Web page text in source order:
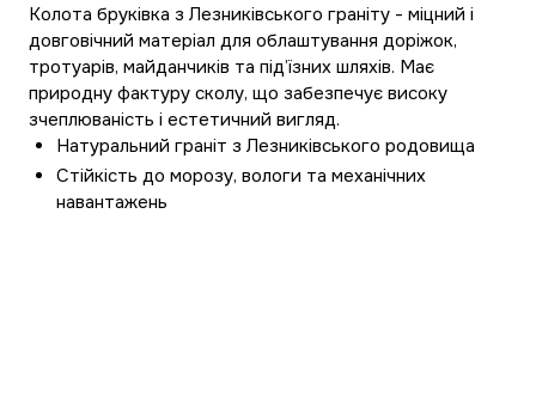
Колота бруківка з Лезниківського граніту - міцний і
довговічний матеріал для облаштування доріжок,
тротуарів, майданчиків та під’їзних шляхів. Має
природну фактуру сколу, що забезпечує високу
зчеплюваність і естетичний вигляд.
Натуральний граніт з Лезниківського родовища
Стійкість до морозу, вологи та механічних
навантажень